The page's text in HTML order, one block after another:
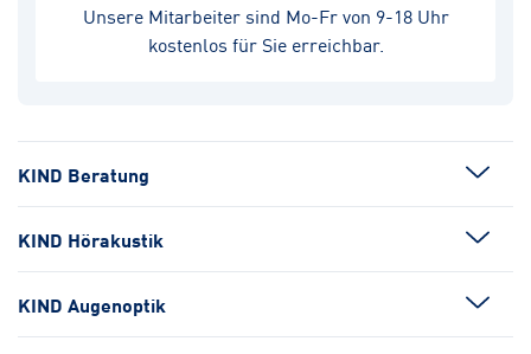
Unsere Mitarbeiter sind Mo-Fr von 9-18 Uhr
kostenlos für Sie erreichbar.
KIND Beratung
KIND Hörakustik
KIND Augenoptik